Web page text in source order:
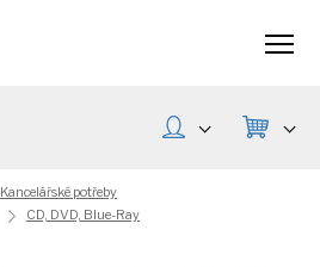
Kancelářské potřeby
CD, DVD, Blue-Ray